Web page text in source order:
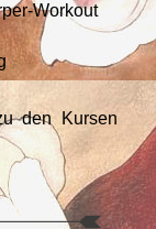
Workout
den Kursen